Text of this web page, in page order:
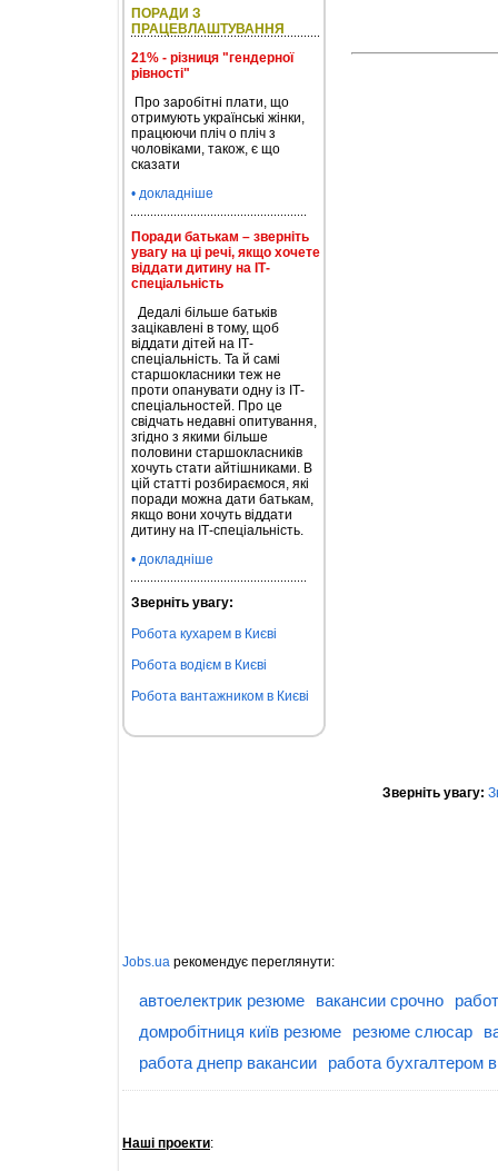
ПОРАДИ З
ПРАЦЕВЛАШТУВАННЯ
21% - різниця "гендерної
рівності"
Про заробітні плати, що
отримують українські жінки,
працюючи пліч о пліч з
чоловіками, також, є що
сказати
• докладніше
Поради батькам – зверніть
увагу на ці речі, якщо хочете
віддати дитину на ІТ-
спеціальність
Дедалі більше батьків
зацікавлені в тому, щоб
віддати дітей на ІТ-
спеціальність. Та й самі
старшокласники теж не
проти опанувати одну із ІТ-
спеціальностей. Про це
свідчать недавні опитування,
згідно з якими більше
половини старшокласників
хочуть стати айтішниками. В
цій статті розбираємося, які
поради можна дати батькам,
якщо вони хочуть віддати
дитину на ІТ-спеціальність.
• докладніше
Зверніть увагу:
Робота кухарем в Києві
Робота водієм в Києві
Робота вантажником в Києві
Зверніть увагу:
Jobs.ua рекомендує переглянути:
автоелектрик резюме вакансии срочно
домробітниця київ резюме
резюме слюсар
работа днепр вакансии
работа бухгалтером
Наші проекти: